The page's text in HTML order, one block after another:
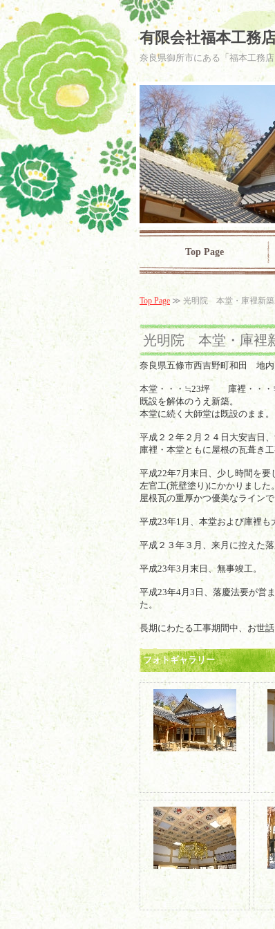
有限会社福本工務
奈良県御所市にある「福本工務
Top Page
Top Page ≫ 光明院 本堂・庫裡新
光明院 本堂・庫裡
奈良県五條市西吉野町和田 地内
本堂・・・≒23坪 庫裡・・・
既設を解体のうえ新築。
本堂に続く大師堂は既設のまま。
平成２２年２月２４日大安吉日、
庫裡・本堂ともに屋根の瓦葺き
平成22年7月末日、少し時間を要
左官工(荒壁塗り)にかかりました。
屋根瓦の重厚かつ優美なライン
平成23年1月、本堂および庫裡も
平成２３年３月、来月に控えた
平成23年3月末日、無事竣工。
平成23年4月3日、落慶法要が営
た。
長期にわたる工事期間中、お世
フォトギャラリー